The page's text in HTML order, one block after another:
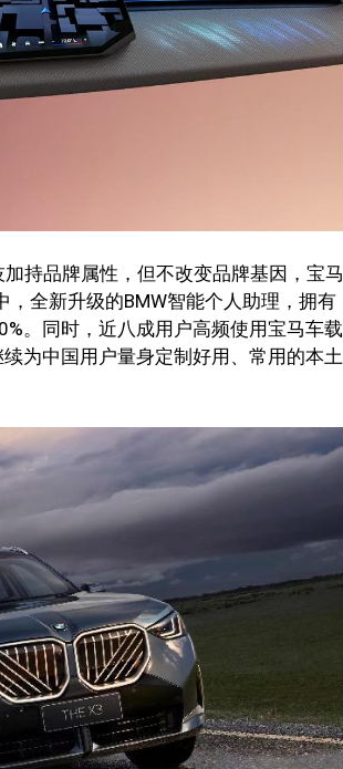
持品牌属性，但不改变品牌基因，宝马
全新升级的BMW智能个人助理，拥有
。同时，近八成用户高频使用宝马车载
为中国用户量身定制好用、常用的本土